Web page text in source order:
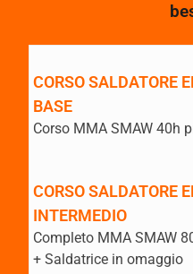
CORSO SALDATORE
BASE
Corso MMA SMAW 40h
CORSO SALDATORE
INTERMEDIO
Completo MMA SMAW
+ Saldatrice in omaggio